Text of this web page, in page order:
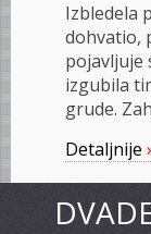
Izbledela
dohvatio,
pojavljuje
izgubila
grude.
Detaljnije